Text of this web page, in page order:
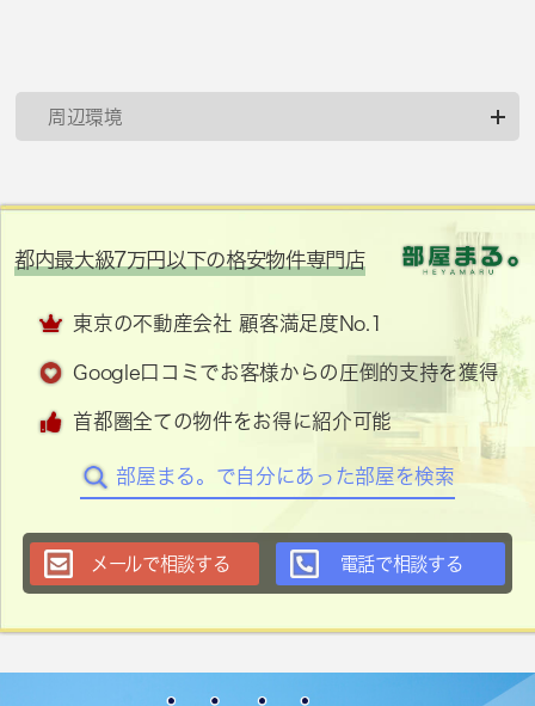
周辺環境
都内最大級7万円以下の格安物件専門店
東京の不動産会社 顧客満足度No.1
Google口コミでお客様からの圧倒的支持を獲得
首都圏全ての物件をお得に紹介可能
部屋まる。で自分にあった部屋を検索
メールで相談する 電話で相談する